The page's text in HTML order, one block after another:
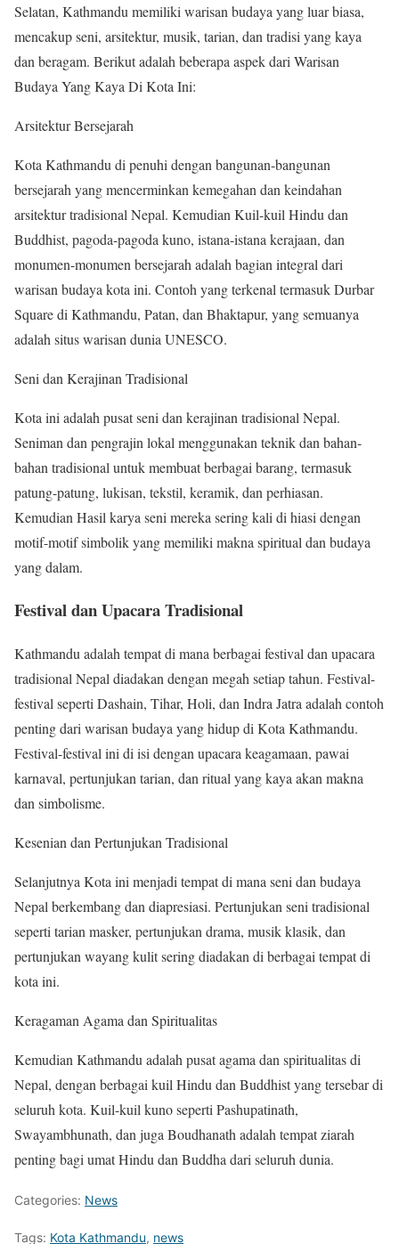
Selatan, Kathmandu memiliki warisan budaya yang luar biasa,
mencakup seni, arsitektur, musik, tarian, dan tradisi yang kaya
dan beragam. Berikut adalah beberapa aspek dari Warisan
Budaya Yang Kaya Di Kota Ini:
Arsitektur Bersejarah
Kota Kathmandu di penuhi dengan bangunan-bangunan
bersejarah yang mencerminkan kemegahan dan keindahan
arsitektur tradisional Nepal. Kemudian Kuil-kuil Hindu dan
Buddhist, pagoda-pagoda kuno, istana-istana kerajaan, dan
monumen-monumen bersejarah adalah bagian integral dari
warisan budaya kota ini. Contoh yang terkenal termasuk Durbar
Square di Kathmandu, Patan, dan Bhaktapur, yang semuanya
adalah situs warisan dunia UNESCO.
Seni dan Kerajinan Tradisional
Kota ini adalah pusat seni dan kerajinan tradisional Nepal.
Seniman dan pengrajin lokal menggunakan teknik dan bahan-
bahan tradisional untuk membuat berbagai barang, termasuk
patung-patung, lukisan, tekstil, keramik, dan perhiasan.
Kemudian Hasil karya seni mereka sering kali di hiasi dengan
motif-motif simbolik yang memiliki makna spiritual dan budaya
yang dalam.
Festival dan Upacara Tradisional
Kathmandu adalah tempat di mana berbagai festival dan upacara
tradisional Nepal diadakan dengan megah setiap tahun. Festival-
festival seperti Dashain, Tihar, Holi, dan Indra Jatra adalah contoh
penting dari warisan budaya yang hidup di Kota Kathmandu.
Festival-festival ini di isi dengan upacara keagamaan, pawai
karnaval, pertunjukan tarian, dan ritual yang kaya akan makna
dan simbolisme.
Kesenian dan Pertunjukan Tradisional
Selanjutnya Kota ini menjadi tempat di mana seni dan budaya
Nepal berkembang dan diapresiasi. Pertunjukan seni tradisional
seperti tarian masker, pertunjukan drama, musik klasik, dan
pertunjukan wayang kulit sering diadakan di berbagai tempat di
kota ini.
Keragaman Agama dan Spiritualitas
Kemudian Kathmandu adalah pusat agama dan spiritualitas di
Nepal, dengan berbagai kuil Hindu dan Buddhist yang tersebar di
seluruh kota. Kuil-kuil kuno seperti Pashupatinath,
Swayambhunath, dan juga Boudhanath adalah tempat ziarah
penting bagi umat Hindu dan Buddha dari seluruh dunia.
Categories: News
Tags: Kota Kathmandu, news